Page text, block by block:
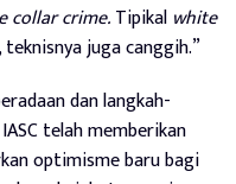
collar crime.Tipikal white
juga canggih.”
dan langkah-
telah memberikan
optimisme baru bagi